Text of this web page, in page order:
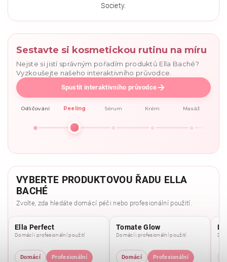
Society.
Sestavte si kosmetickou rutinu na míru
Nejste si jistí správným pořadím produktů Ella Baché?
Vyzkoušejte našeho interaktivního průvodce.
Spustit interaktivního průvodce
Odličování Peeling Sérum Krém Masáž
VYBERTE PRODUKTOVOU ŘADU ELLA
BACHÉ
Zvolte, zda hledáte domácí péči nebo profesionální použití.
Ella Perfect
Domácí i profesionální použití
Domácí Profesionální
Tomate Glow
Domácí i profesionální použití
Domácí Profesionální